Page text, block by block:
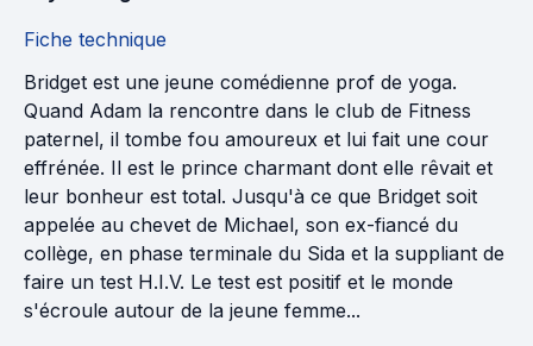
Fiche technique
Bridget est une jeune comédienne prof de yoga.
Quand Adam la rencontre dans le club de Fitness
paternel, il tombe fou amoureux et lui fait une cour
effrénée. Il est le prince charmant dont elle rêvait et
leur bonheur est total. Jusqu'à ce que Bridget soit
appelée au chevet de Michael, son ex-fiancé du
collège, en phase terminale du Sida et la suppliant de
faire un test H.I.V. Le test est positif et le monde
s'écroule autour de la jeune femme...